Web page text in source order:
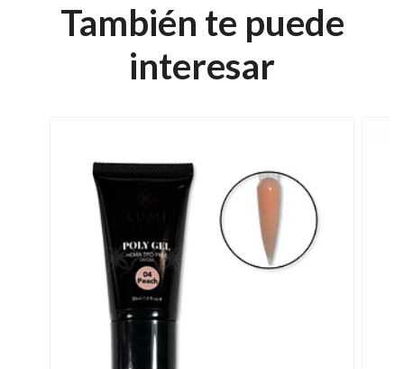
También te puede
interesar